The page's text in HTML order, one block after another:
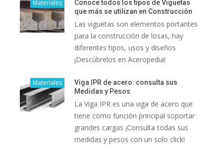
Materiales
Conoce todos los tipos de Viguetas
que más se utilizan en Construcción
Las viguetas son elementos portantes
para la construcción de losas, hay
diferentes tipos, usos y diseños
¡Descúbrelos en Aceropedia!
Materiales
Viga IPR de acero: consulta sus
Medidas y Pesos
La Viga IPR es una viga de acero que
tiene como función principal soportar
grandes cargas ¡Consulta todas sus
medidas y pesos con un solo click!